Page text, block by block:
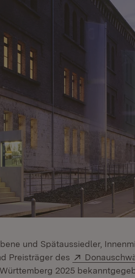
und Spätaussiedler,
Preisträger des
Extern:
2025